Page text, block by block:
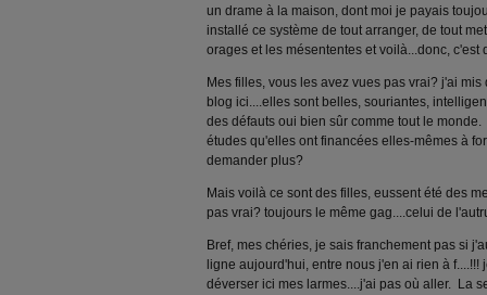
un drame à la maison, dont moi je payais
installé ce système de tout arranger, de tout
orages et les mésententes et voilà...donc, c'est
Mes filles, vous les avez vues pas vrai? j'ai
blog ici....elles sont belles, souriantes,
des défauts oui bien sûr comme tout le
études qu'elles ont financées elles-mêmes à
demander plus?
Mais voilà ce sont des filles, eussent été des
pas vrai? toujours le même gag....celui de
Bref, mes chéries, je sais franchement pas si
ligne aujourd'hui, entre nous j'en ai rien à
déverser ici mes larmes....j'ai pas où aller. La